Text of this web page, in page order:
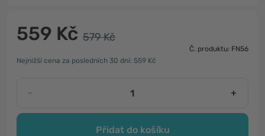
559 Kč 579 Kč
Č. produktu: FN56
Nejnižší cena za posledních 30 dní: 559 Kč
- +
Přidat do košíku